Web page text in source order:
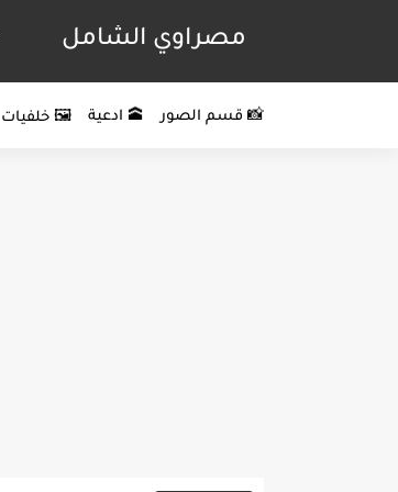
مصراوي الشامل
📸 قسم الصور 🕋 ادعية 🖼️ خلفيات